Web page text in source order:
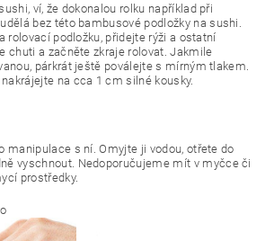
ví, že dokonalou rolku například při
bez této bambusové podložky na sushi.
rolovací podložku, přidejte rýži a ostatní
chuti a začněte zkraje rolovat. Jakmile
párkrát ještě poválejte s mírným tlakem.
na cca 1 cm silné kousky.
manipulace s ní. Omyjte ji vodou, otřete do
vyschnout. Nedoporučujeme mít v myčce či
prostředky.